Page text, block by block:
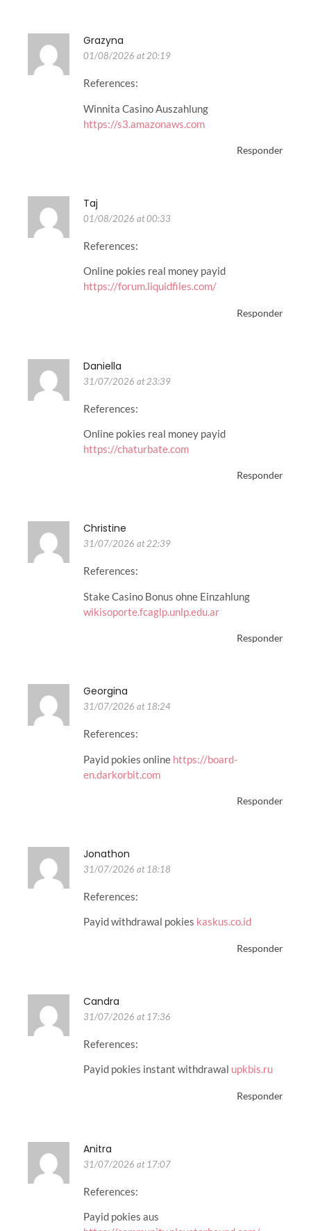
Grazyna
01/08/2026 at 20:19
References:
Winnita Casino Auszahlung
https://s3.amazonaws.com
Responder
Taj
01/08/2026 at 00:33
References:
Online pokies real money payid
https://forum.liquidfiles.com/
Responder
Daniella
31/07/2026 at 23:39
References:
Online pokies real money payid
https://chaturbate.com
Responder
Christine
31/07/2026 at 22:39
References:
Stake Casino Bonus ohne Einzahlung
wikisoporte.fcaglp.unlp.edu.ar
Responder
Georgina
31/07/2026 at 18:24
References:
Payid pokies online https://board-
en.darkorbit.com
Responder
Jonathon
31/07/2026 at 18:18
References:
Payid withdrawal pokies kaskus.co.id
Responder
Candra
31/07/2026 at 17:36
References:
Payid pokies instant withdrawal upkbis.ru
Responder
Anitra
31/07/2026 at 17:07
References:
Payid pokies aus